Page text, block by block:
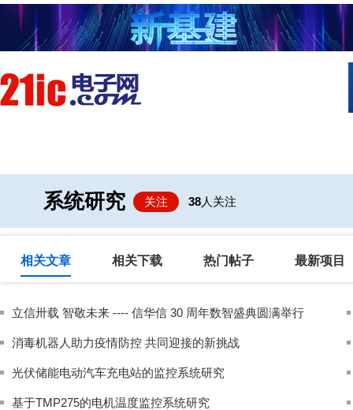
系统研究 关注 38人关注
相关文章 相关下载 热门帖子 最新项目
立信卅载 智敬未来 ---- 信华信 30 周年数智盛典圆满举行
消毒机器人助力疫情防控 共同迎接的新挑战
光伏储能电动汽车充电站的监控系统研究
基于TMP275的电机温度监控系统研究